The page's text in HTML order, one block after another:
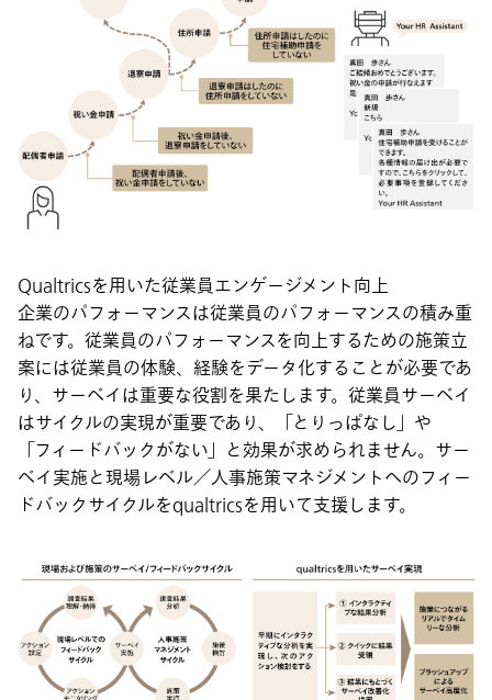
Qualtricsを用いた従業員エンゲージメント向上
企業のパフォーマンスは従業員のパフォーマンスの積み重
ねです。従業員のパフォーマンスを向上するための施策立
案には従業員の体験、経験をデータ化することが必要であ
り、サーベイは重要な役割を果たします。従業員サーベイ
はサイクルの実現が重要であり、「とりっぱなし」や
「フィードバックがない」と効果が求められません。サー
ベイ実施と現場レベル／人事施策マネジメントへのフィー
ドバックサイクルをqualtricsを用いて支援します。